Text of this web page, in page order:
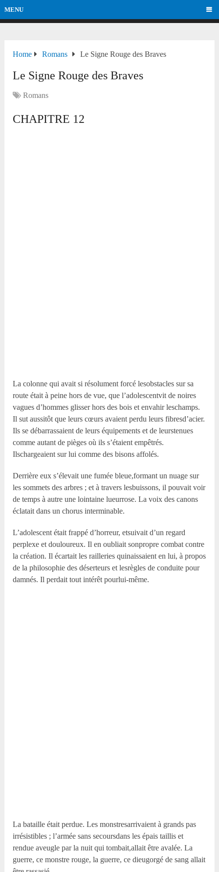
MENU
Home Romans Le Signe Rouge des Braves
Le Signe Rouge des Braves
Romans
CHAPITRE 12
La colonne qui avait si résolument forcé lesobstacles sur sa
route était à peine hors de vue, que l’adolescentvit de noires
vagues d’hommes glisser hors des bois et envahir leschamps.
Il sut aussitôt que leurs cœurs avaient perdu leurs fibresd’acier.
Ils se débarrassaient de leurs équipements et de leurstenues
comme autant de pièges où ils s’étaient empêtrés.
Ilschargeaient sur lui comme des bisons affolés.
Derrière eux s’élevait une fumée bleue,formant un nuage sur
les sommets des arbres ; et à travers lesbuissons, il pouvait voir
de temps à autre une lointaine lueurrose. La voix des canons
éclatait dans un chorus interminable.
L’adolescent était frappé d’horreur, etsuivait d’un regard
perplexe et douloureux. Il en oubliait sonpropre combat contre
la création. Il écartait les railleries quinaissaient en lui, à propos
de la philosophie des déserteurs et lesrègles de conduite pour
damnés. Il perdait tout intérêt pourlui-même.
La bataille était perdue. Les monstresarrivaient à grands pas
irrésistibles ; l’armée sans secoursdans les épais taillis et
rendue aveugle par la nuit qui tombait,allait être avalée. La
guerre, ce monstre rouge, la guerre, ce dieugorgé de sang allait